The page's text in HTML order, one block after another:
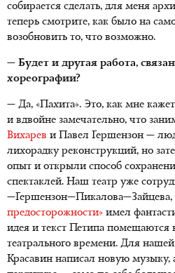
собирается сделать, для меня
теперь смотрите, как было на
возобновить то, что возможно.
— Будет и другая работа,
хореографии?
— Да, «Пахита». Это, как мне
и вдвойне замечательно, что
Вихарев и Павел Гершензон —
лихорадку реконструкций, но
опыт и открыли способ
спектаклей. Наш театр уже
—Гершензон—Пикалова—Зайцева,
предосторожности» имел
идея и текст Петипа помещаются
театрального времени. Для
Красавин написал новую музыку,